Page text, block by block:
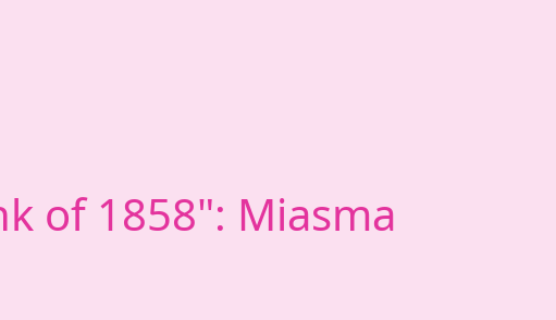
of 1858": Miasma